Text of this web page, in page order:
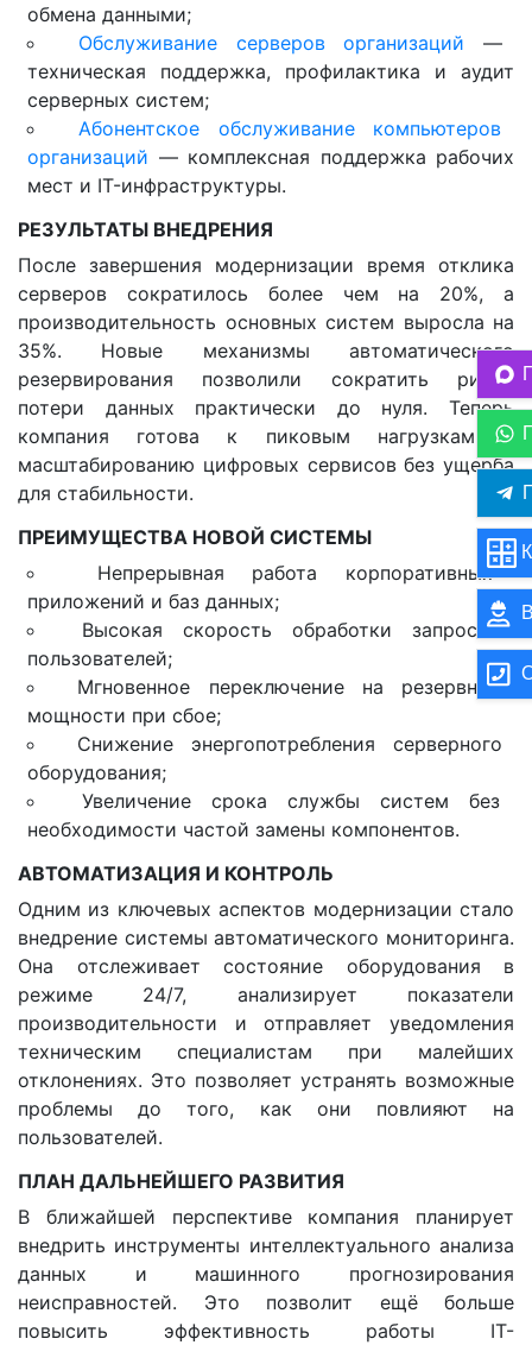
обмена данными;
Обслуживание серверов организаций —
техническая поддержка, профилактика и аудит
серверных систем;
Абонентское обслуживание компьютеров
организаций — комплексная поддержка рабочих
мест и IT-инфраструктуры.
РЕЗУЛЬТАТЫ ВНЕДРЕНИЯ
После завершения модернизации время отклика
серверов сократилось более чем на 20%, а
производительность основных систем выросла на
35%. Новые механизмы автоматического
резервирования позволили сократить риски
потери данных практически до нуля. Теперь
компания готова к пиковым нагрузкам и
масштабированию цифровых сервисов без ущерба
для стабильности.
ПРЕИМУЩЕСТВА НОВОЙ СИСТЕМЫ
Непрерывная работа корпоративных
приложений и баз данных;
Высокая скорость обработки запросов
пользователей;
Мгновенное переключение на резервные
мощности при сбое;
Снижение энергопотребления серверного
оборудования;
Увеличение срока службы систем без
необходимости частой замены компонентов.
АВТОМАТИЗАЦИЯ И КОНТРОЛЬ
Одним из ключевых аспектов модернизации стало
внедрение системы автоматического мониторинга.
Она отслеживает состояние оборудования в
режиме 24/7, анализирует показатели
производительности и отправляет уведомления
техническим специалистам при малейших
отклонениях. Это позволяет устранять возможные
проблемы до того, как они повлияют на
пользователей.
ПЛАН ДАЛЬНЕЙШЕГО РАЗВИТИЯ
В ближайшей перспективе компания планирует
внедрить инструменты интеллектуального анализа
данных и машинного прогнозирования
неисправностей. Это позволит ещё больше
повысить эффективность работы IT-